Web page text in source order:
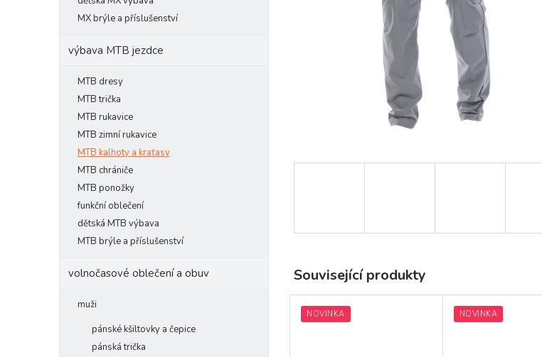
MX brýle a příslušenství
výbava MTB jezdce
MTB dresy
MTB trička
MTB rukavice
MTB zimní rukavice
MTB kalhoty a kraťasy
MTB chrániče
MTB ponožky
funkční oblečení
dětská MTB výbava
MTB brýle a příslušenství
volnočasové oblečení a obuv
muži
pánské kšiltovky a čepice
pánská trička
Související produkty
NOVINKA NOVINKA